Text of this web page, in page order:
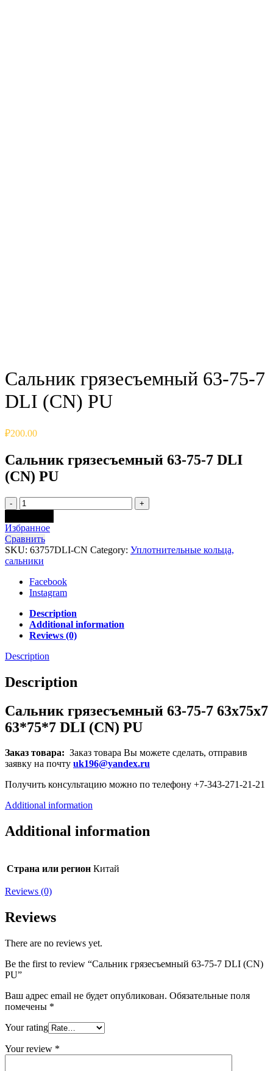
Сальник грязесъемный 63-75-7
DLI (CN) PU
₽200.00
Сальник грязесъемный 63-75-7 DLI
(CN) PU
Quantity
Избранное
Сравнить
SKU: 63757DLI-CN Category: Уплотнительные кольца,
сальники
Facebook
Instagram
Description
Additional information
Reviews (0)
Description
Description
Сальник грязесъемный 63-75-7 63x75x7
63*75*7 DLI (CN) PU
Заказ товара: Заказ товара Вы можете сделать, отправив
заявку на почту uk196@yandex.ru
Получить консультацию можно по телефону +7-343-271-21-21
Additional information
Additional information
Страна или регион Китай
Reviews (0)
Reviews
There are no reviews yet.
Be the first to review “Сальник грязесъемный 63-75-7 DLI (CN)
PU”
Ваш адрес email не будет опубликован. Обязательные поля
помечены *
Your rating
Your review *